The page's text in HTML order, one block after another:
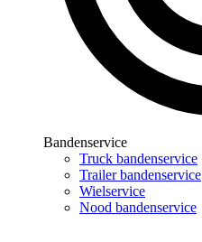
Bandenservice
Truck bandenservice
Trailer bandenservice
Wielservice
Nood bandenservice